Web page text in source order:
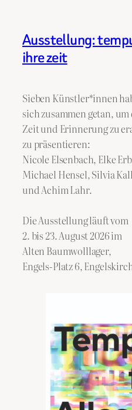
Ausstellung:
ihre zeit
Sieben Künstler*innen
sich zusammen getan,
Zeit und Erinnerung zu
zu präsentieren:
Nicole Elsenbach, Elke
Michael Hensel, Silvia
und Achim Lahr.
Die Ausstellung läuft vom
2. bis 23. August 2026 im
Alten Baumwolllager,
Engels-Platz 6,